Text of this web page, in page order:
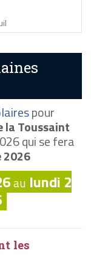
pour
la Toussaint
qui se fera
au lundi 2
les